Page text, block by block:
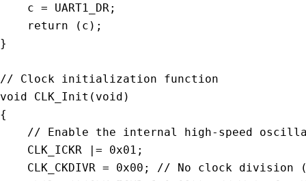
    c
= UART1_DR;
return
( c ) ;
}
// Clock initialization function
void
CLK_Init ( void )
{
// Enable the internal high-speed
    CLK_ICKR
|= 0x01 ;
    CLK_CKDIVR
= 0x00 ;
// No clock division